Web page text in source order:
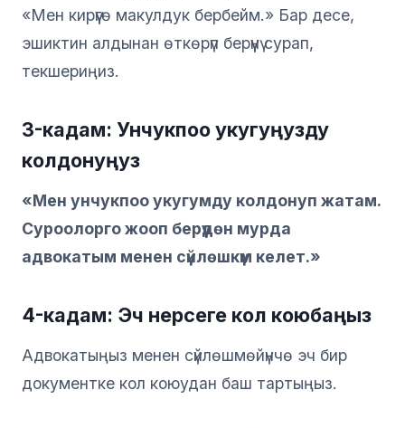
«Мен кирүүгө макулдук бербейм.» Бар десе,
эшиктин алдынан өткөрүп берүүнү сурап,
текшериңиз.
3-кадам: Унчукпоо укугуңузду
колдонуңуз
«Мен унчукпоо укугумду колдонуп жатам.
Суроолорго жооп берүүдөн мурда
адвокатым менен сүйлөшкүм келет.»
4-кадам: Эч нерсеге кол коюбаңыз
Адвокатыңыз менен сүйлөшмөйүнчө эч бир
документке кол коюудан баш тартыңыз.